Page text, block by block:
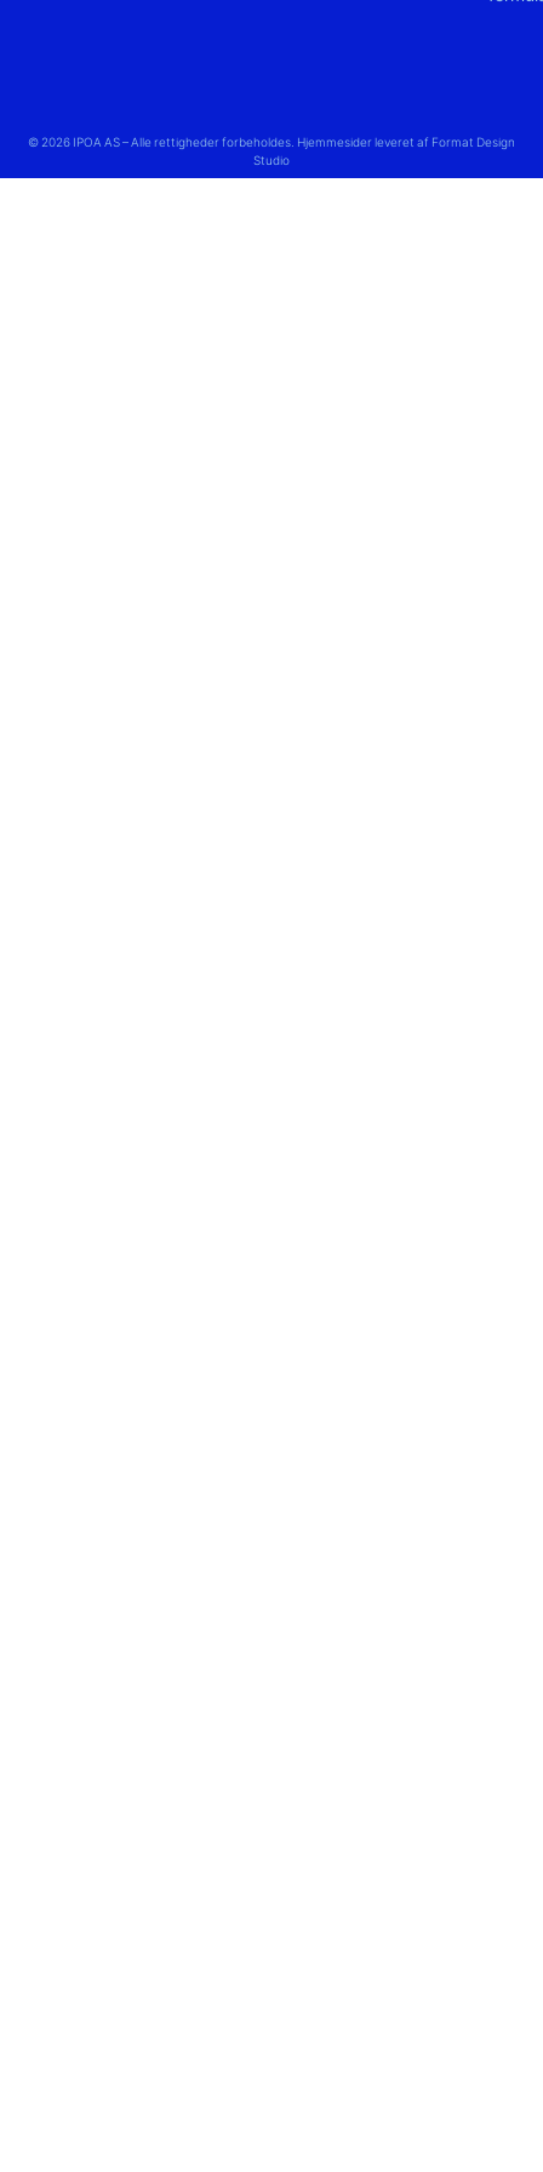
© 2026 IPOA AS – Alle rettigheder forbeholdes. Hjemmesider leveret af Format Design
Studio